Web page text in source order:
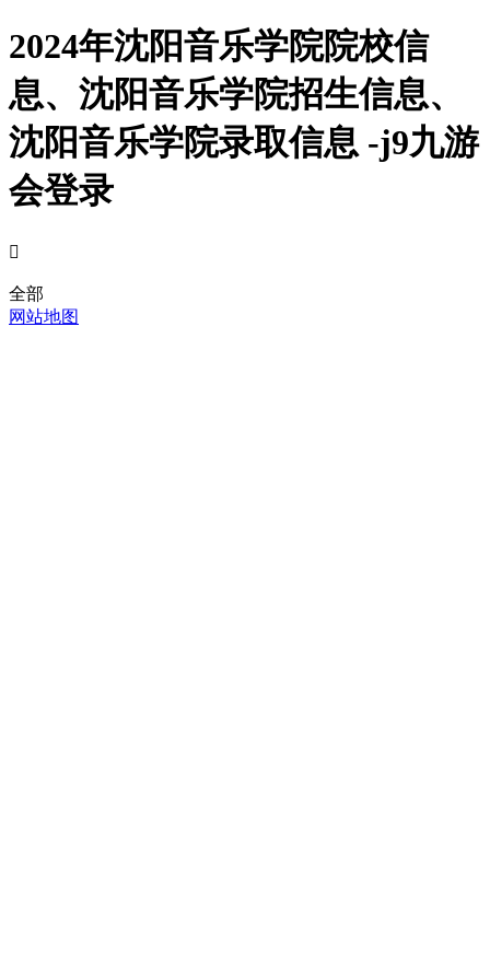
2024年沈阳音乐学院院校信
息、沈阳音乐学院招生信息、
沈阳音乐学院录取信息 -j9九游
会登录

全部
网站地图